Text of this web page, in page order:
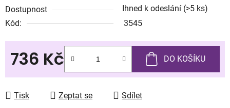
Dostupnost Ihned k odeslání (>5 ks)
Kód:
3545
736 Kč DO KOŠÍKU
Tisk Zeptat se Sdílet